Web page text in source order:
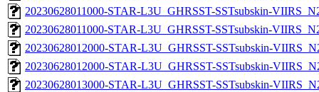
20230628011000-STAR-L3U_GHRSST-SSTsubskin-
20230628011000-STAR-L3U_GHRSST-SSTsubskin-
20230628012000-STAR-L3U_GHRSST-SSTsubskin-
20230628012000-STAR-L3U_GHRSST-SSTsubskin-
20230628013000-STAR-L3U_GHRSST-SSTsubskin-